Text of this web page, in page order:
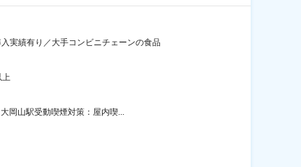
実績有り／大手コンビニチェーンの食品
上
岡山駅受動喫煙対策：屋内喫...